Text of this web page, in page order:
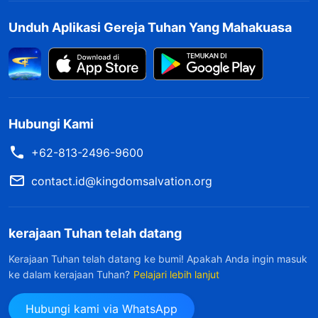
kebenaran. Firman itu membimbingku untuk
membuang watak rusakku dan menghidupi
kemanusiaan yang normal. Firman itu juga
mendambakan firman Tuhan di dalam hatiku,
dan setiap kali aku makan dan minum firman
Tuhan, aku bisa menikmati kehadiran Roh Kudus.
Hatiku dibekali serta merasakan damai dan
sukacita. Inilah yang telah kualami sendiri. Aku
diungkapkan oleh Tuhan Yang Mahakuasa yang
dapat menyucikan watak rusakku, dan
Unduh Aplikasi Gereja Tuhan Yang Mahakuasa
Hubungi Kami
+62-813-2496-9600
contact.id@kingdomsalvation.org
kerajaan Tuhan telah datang
Kerajaan Tuhan telah datang ke bumi! Apakah Anda ingin masuk
ke dalam kerajaan Tuhan? Pelajari lebih lanjut
Hubungi kami via WhatsApp